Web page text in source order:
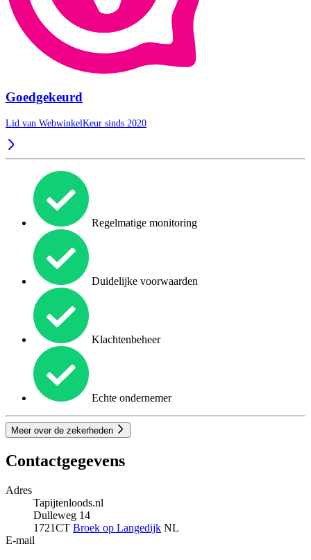
Goedgekeurd
Lid van WebwinkelKeur sinds 2020
Regelmatige monitoring
Duidelijke voorwaarden
Klachtenbeheer
Echte ondernemer
Meer over de zekerheden
Contactgegevens
Adres
Tapijtenloods.nl
Dulleweg 14
1721CT Broek op Langedijk NL
E-mail